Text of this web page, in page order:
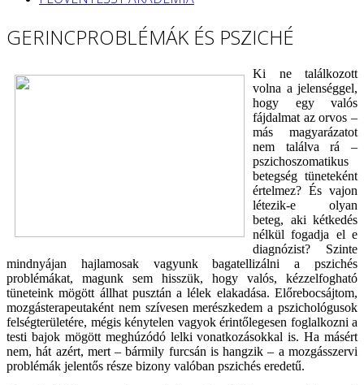
GERINCPROBLÉMÁK ÉS PSZICHÉ
Ki ne találkozott
volna a jelenséggel,
hogy egy valós
fájdalmat az orvos –
más magyarázatot
nem találva rá –
pszichoszomatikus
betegség tüneteként
értelmez? És vajon
létezik-e olyan
beteg, aki kétkedés
nélkül fogadja el e
diagnózist? Szinte
mindnyájan hajlamosak vagyunk bagatellizálni a pszichés
problémákat, magunk sem hisszük, hogy valós, kézzelfogható
tüneteink mögött állhat pusztán a lélek elakadása. Előrebocsájtom,
mozgásterapeutaként nem szívesen merészkedem a pszichológusok
felségterületére, mégis kénytelen vagyok érintőlegesen foglalkozni a
testi bajok mögött meghúzódó lelki vonatkozásokkal is. Ha másért
nem, hát azért, mert – bármily furcsán is hangzik – a mozgásszervi
problémák jelentős része bizony valóban pszichés eredetű.